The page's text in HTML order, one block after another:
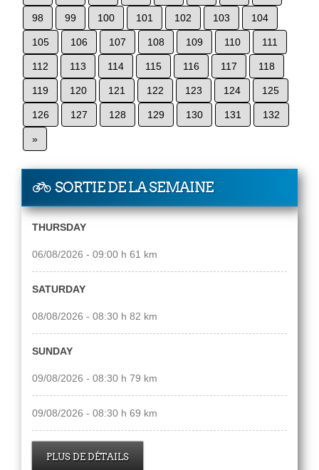
98 99 100 101 102 103 104
105 106 107 108 109 110 111
112 113 114 115 116 117 118
119 120 121 122 123 124 125
126 127 128 129 130 131 132
»
SORTIE DE LA SEMAINE
THURSDAY
06/08/2026 - 09:00 h 61 km
SATURDAY
08/08/2026 - 08:30 h 82 km
SUNDAY
09/08/2026 - 08:30 h 79 km
09/08/2026 - 08:30 h 69 km
PLUS DE DÉTAILS